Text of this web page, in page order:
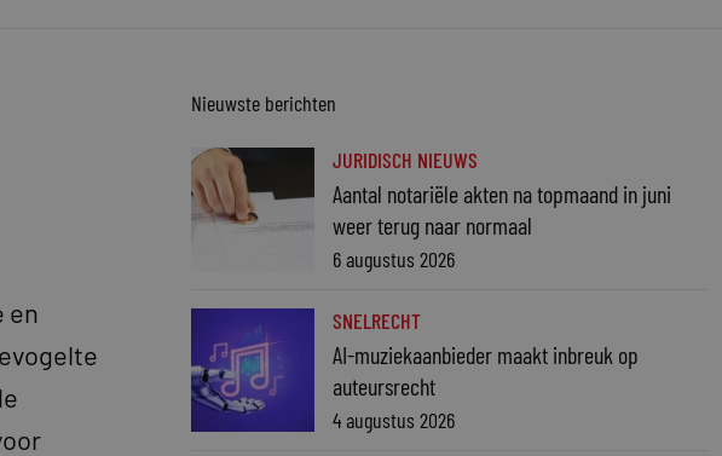
en
Nieuwste berichten
JURIDISCH NIEUWS
Aantal notariële akten na topmaand in juni
weer terug naar normaal
6 augustus 2026
SNELRECHT
AI-muziekaanbieder maakt inbreuk op
auteursrecht
4 augustus 2026